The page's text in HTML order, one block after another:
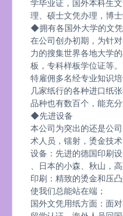
学毕业证，国外本科生
理、硕士文凭办理，博士
◆拥有各国外大学的文
在公司创办初期，为针
力的搜集世界各地大学
板，专科样板学位证等
特雇佣多名经专业知识
几家纸行的各种进口纸
品种也有数百个，能充分
◆先进设备
本公司为突出的还是公
术人员，镭射，烫金技
设备：先进的德国印刷
、日本的小森、秋山，
印刷：精致的烫金和压
使我们总能站在端；
国外文凭用纸方面：面